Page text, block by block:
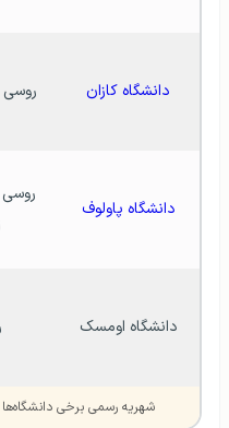
دانشگاه کازان روسی
دانشگاه پاولوف
دانشگاه اومسک
شهریه رسمی برخی